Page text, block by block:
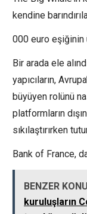
kendine
000 euro eşiğinin
Bir arada ele
yapıcıların,
büyüyen rolünü
platformların
sıkılaştırırken
Bank of France,
BENZER
kuruluşların